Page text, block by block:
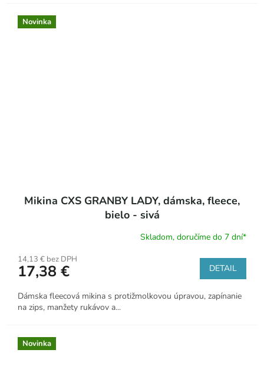
Novinka
Mikina CXS GRANBY LADY, dámska, fleece,
bielo - sivá
Skladom, doručíme do 7 dní*
14,13 € bez DPH
17,38 € DETAIL
Dámska fleecová mikina s protižmolkovou úpravou, zapínanie
na zips, manžety rukávov a...
Novinka